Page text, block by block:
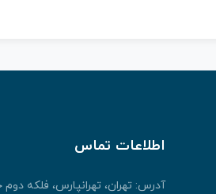
اطلاعات تماس
آدرس: تهران، تهرانپارس، فلکه